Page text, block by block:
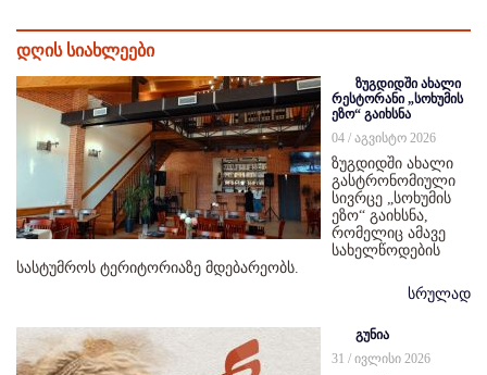
დღის სიახლეები
ზუგდიდში ახალი
რესტორანი „სოხუმის
ეზო“ გაიხსნა
04 / აგვისტო 2026
ზუგდიდში ახალი
გასტრონომიული
სივრცე „სოხუმის
ეზო“ გაიხსნა,
რომელიც ამავე
სახელწოდების
სასტუმროს ტერიტორიაზე მდებარეობს.
სრულად
გუნია
31 / ივლისი 2026